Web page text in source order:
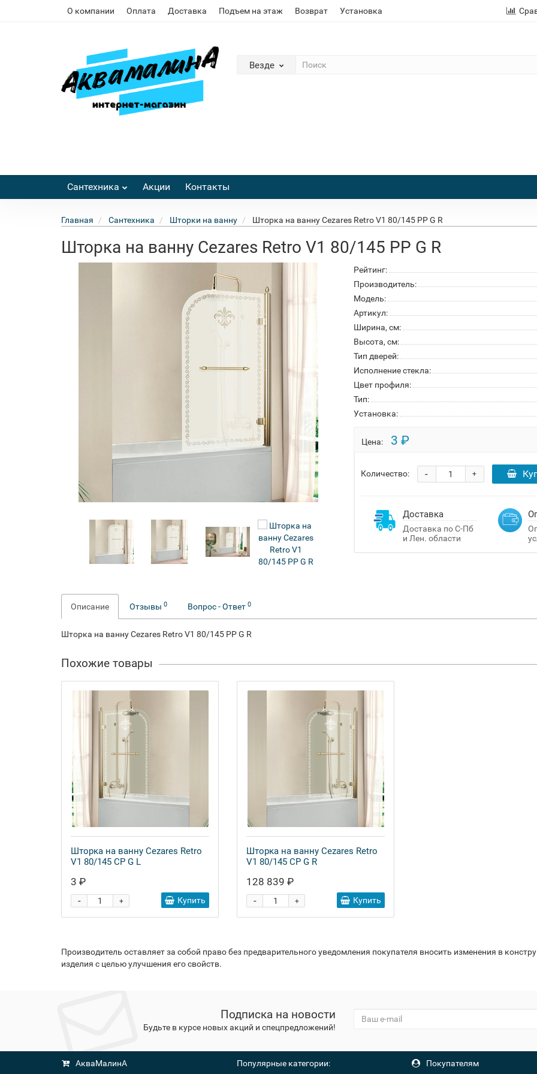
О компании Оплата Доставка Подъем на этаж Возврат Установка
Везде
Сантехника Акции Контакты
Главная Сантехника Шторки на ванну Шторка на ванну Cezares Retro V1 80/145 PP G R
Шторка на ванну Cezares Retro V1 80/145 PP G R
Рейтинг:
Производитель:
Модель:
Артикул:
Ширина, см:
Высота, см:
Тип дверей:
Исполнение стекла:
Цвет профиля:
Тип:
Установка:
Цена: 3 ₽
Количество: +
-
Доставка
Доставка по С-Пб
и Лен. области
Описание Отзывы 0 Вопрос - Ответ 0
Шторка на ванну Cezares Retro V1 80/145 PP G R
Похожие товары
Шторка на ванну Cezares Retro
V1 80/145 CP G L
3 ₽
+
- Купить
Шторка на ванну Cezares Retro
V1 80/145 CP G R
128 839 ₽
+
- Купить
Производитель оставляет за собой право без предварительного уведомления покупателя вносить изменения в
изделия с целью улучшения его свойств.
Подписка на новости
Будьте в курсе новых акций и спецпредложений!
АкваМалинА Популярные категории: Покупателям